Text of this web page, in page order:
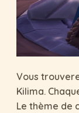
Vous
Kilima.
Le thème de